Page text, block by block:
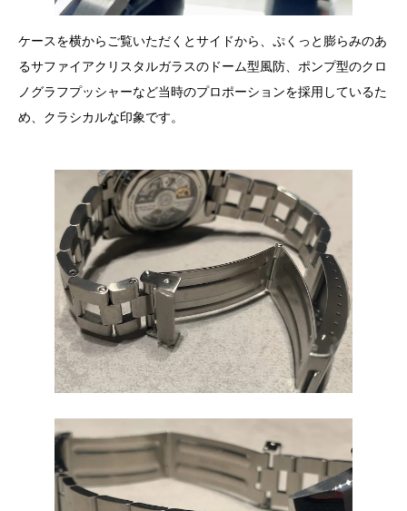
ケースを横からご覧いただくとサイドから、ぷくっと膨らみのあ
るサファイアクリスタルガラスのドーム型風防、ポンプ型のクロ
ノグラフプッシャーなど当時のプロポーションを採用しているた
め、クラシカルな印象です。